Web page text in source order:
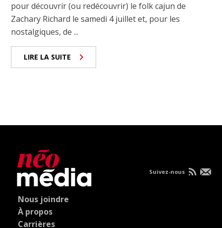
pour découvrir (ou redécouvrir) le folk cajun de
Zachary Richard le samedi 4 juillet et, pour les
nostalgiques, de ...
LIRE LA SUITE
Nous joindre
À propos
Carrières
Suivez-nous